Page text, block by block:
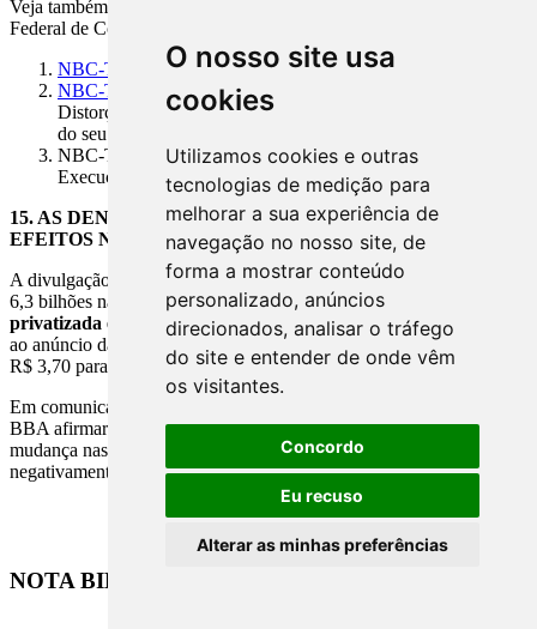
O nosso site usa
cookies
Utilizamos cookies e outras
tecnologias de medição para
melhorar a sua experiência de
navegação no nosso site, de
forma a mostrar conteúdo
personalizado, anúncios
direcionados, analisar o tráfego
do site e entender de onde vêm
os visitantes.
Concordo
Eu recuso
Alterar as minhas preferências
Veja também as seguintes normas baixadas pelo CFC- Conselho
Federal de Contabilidade:
NBC-TA
- Normas Técnicas de Auditoria - Índice Geral
NBC-TA-315
- Identificação e Avaliação dos Riscos de
Distorção Relevante por meio do Entendimento da Entidade e
do seu Ambiente
NBC-TA-320 - Materialidade no Planejamento e na
Execução da Auditoria
15. AS DENÚNCIAS FORAM CONSIDERADAS SEM
EFEITOS NA COTAÇÃO DAS AÇÕES
A divulgação sobre a mudança na contabilidade e o impacto de R$
6,3 bilhões não parece ter afetado a reputação da[empresa
privatizada em questão]no mercado de capitais. No dia seguinte
ao anúncio da informação, as ações da empresa subiram 6%, indo de
R$ 3,70 para R$ 3,94. No começo de abril, estavam R$ 3,81.
Em comunicado para investidores o banco BTG Pactual e o Itaú
BBA afirmaram que o adiamento da divulgação de resultados e a
mudança nas contas de depósitos judiciais não impactariam
negativamente as ações da empresa.
NOTA BIBLIOGRÁFICA